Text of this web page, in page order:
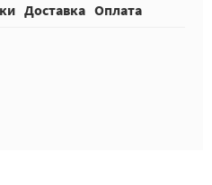
Доставка Оплата